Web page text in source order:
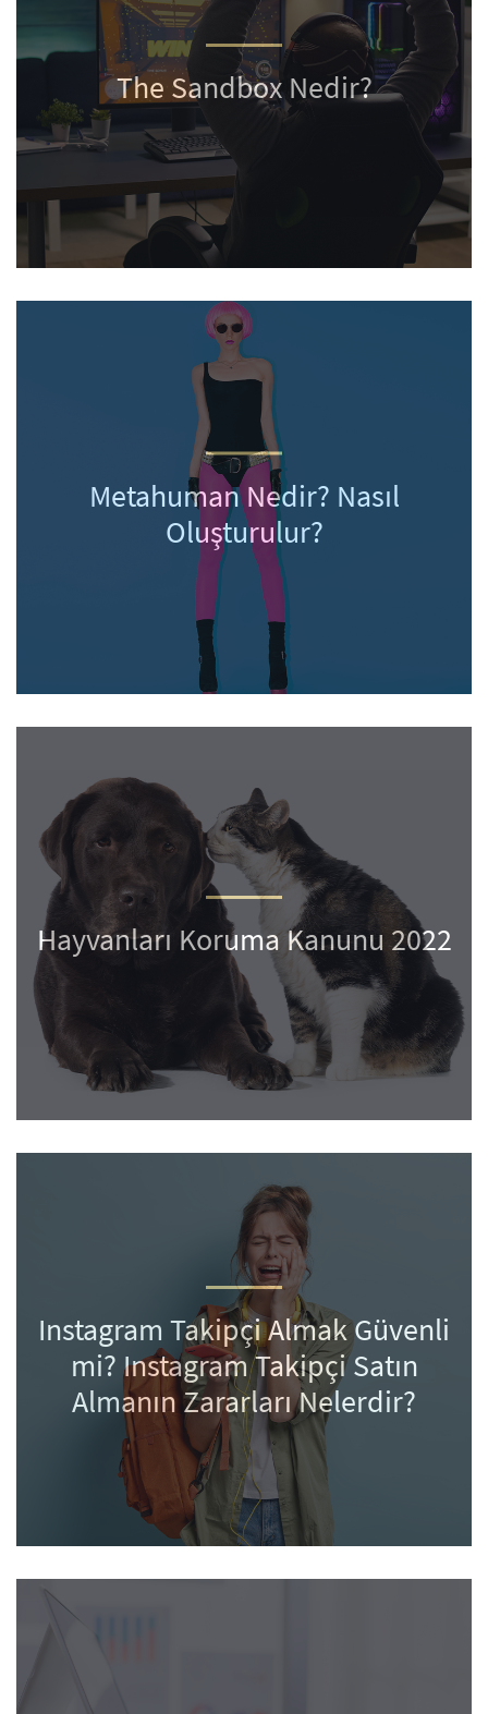
The Sandbox Nedir?
Metahuman Nedir? Nasıl
Oluşturulur?
Hayvanları Koruma Kanunu 2022
Instagram Takipçi Almak Güvenli
mi? Instagram Takipçi Satın
Almanın Zararları Nelerdir?